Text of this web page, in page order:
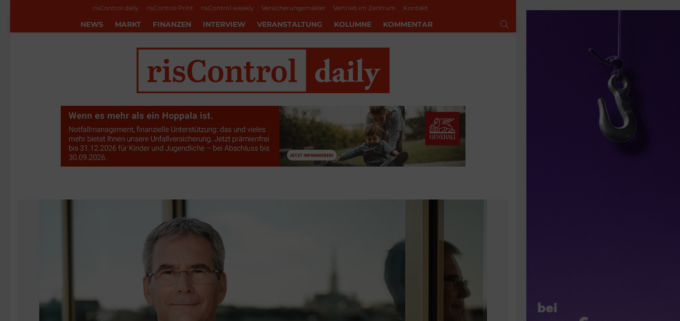
risControl daily risControl Print risControl weekly Versicherungsmakler Vertrieb im Zentrum Kontakt
NEWS MARKT FINANZEN INTERVIEW VERANSTALTUNG KOLUMNE KOMMENTAR